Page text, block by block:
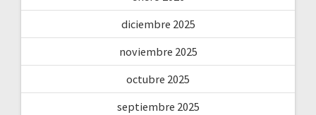
diciembre 2025
noviembre 2025
octubre 2025
septiembre 2025